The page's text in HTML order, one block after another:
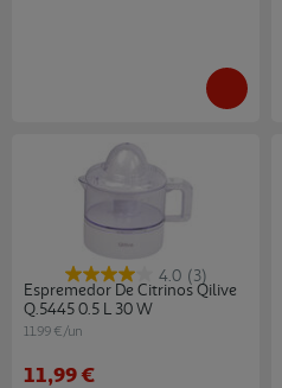
4.0 (3)
Espremedor De Citrinos Qilive
Q.5445 0.5 L 30 W
11.99 €/un
11,99 €